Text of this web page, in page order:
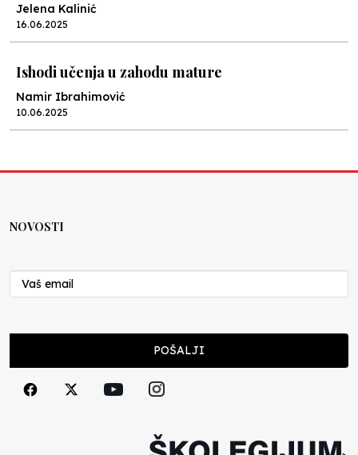
Jelena Kalinić
16.06.2025
Ishodi učenja u zahodu mature
Namir Ibrahimović
10.06.2025
Nenad Veličković
29.10.2024
Cuke i djeca
NOVOSTI
POŠALJI